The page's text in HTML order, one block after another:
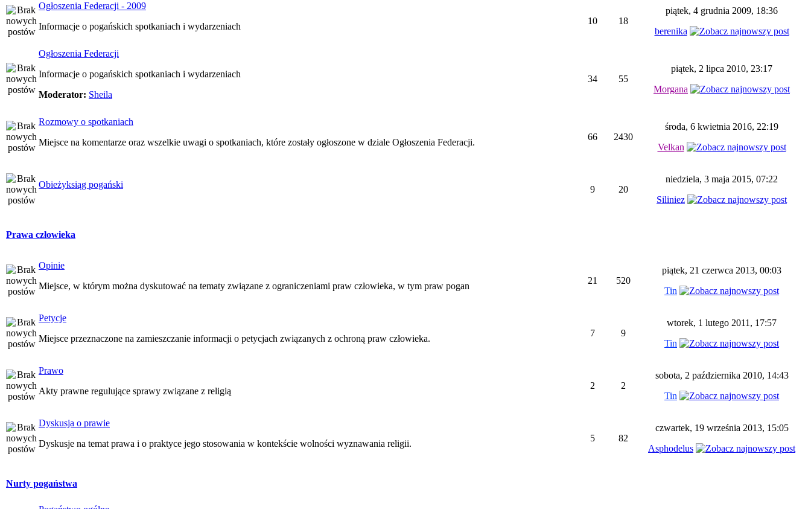
Ogłoszenia Federacji - 2009
Informacje o pogańskich spotkaniach i wydarzeniach
10 18
piątek, 4 grudnia 2009, 18:36
berenika
Ogłoszenia Federacji
Informacje o pogańskich spotkaniach i wydarzeniach
Moderator: Sheila
34 55
piątek, 2 lipca 2010, 23:17
Morgana
Rozmowy o spotkaniach
Miejsce na komentarze oraz wszelkie uwagi o spotkaniach, które zostały ogłoszone w dziale Ogłoszenia Federacji.
66 2430
środa, 6 kwietnia 2016, 22:19
Velkan
Obieżyksiąg pogański 9 20
niedziela, 3 maja 2015, 07:22
Siliniez
Prawa człowieka
Opinie
Miejsce, w którym można dyskutować na tematy związane z ograniczeniami praw człowieka, w tym praw pogan
21 520
piątek, 21 czerwca 2013, 00:03
Tin
Petycje
Miejsce przeznaczone na zamieszczanie informacji o petycjach związanych z ochroną praw człowieka.
7 9
wtorek, 1 lutego 2011, 17:57
Tin
Prawo
Akty prawne regulujące sprawy związane z religią
2 2
sobota, 2 października 2010, 14:43
Tin
Dyskusja o prawie
Dyskusje na temat prawa i o praktyce jego stosowania w kontekście wolności wyznawania religii.
5 82
czwartek, 19 września 2013, 15:05
Asphodelus
Nurty pogaństwa